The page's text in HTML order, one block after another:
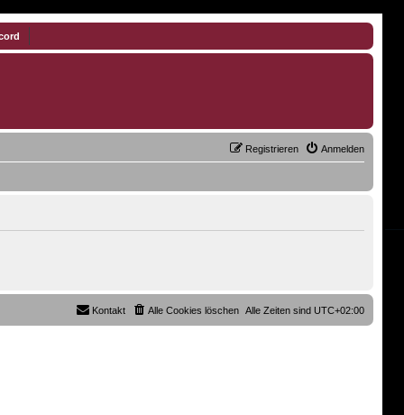
Anmelden
Registrieren
Alle Zeiten sindUTC+02:00
Alle Cookies löschen
Kontakt